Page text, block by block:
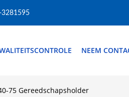
NEEM
75 Gereedschapsholder